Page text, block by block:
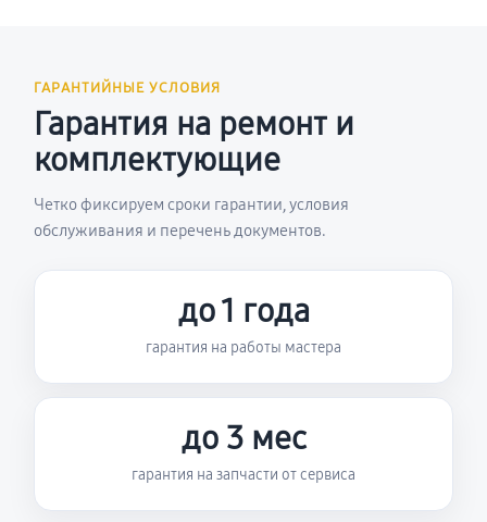
ГАРАНТИЙНЫЕ УСЛОВИЯ
Гарантия на ремонт и
комплектующие
Четко фиксируем сроки гарантии, условия
обслуживания и перечень документов.
до 1 года
гарантия на работы мастера
до 3 мес
гарантия на запчасти от сервиса